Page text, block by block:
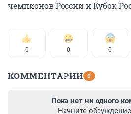
чемпионов России и Кубок
0 0 0
КОММЕНТАРИИ 0
Пока нет ни одного
Начните